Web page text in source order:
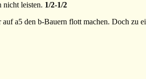
nicht leisten. 1/2-1/2
a5 den b-Bauern flott machen. Doch zu